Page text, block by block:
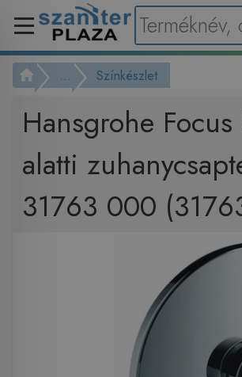
... Színkészlet
Hansgrohe
alatti
31763 000